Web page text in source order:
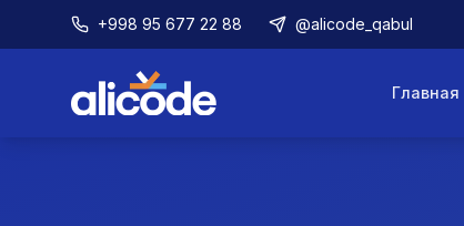
+998 95 677 22 88 @alicode_qabul
Главная